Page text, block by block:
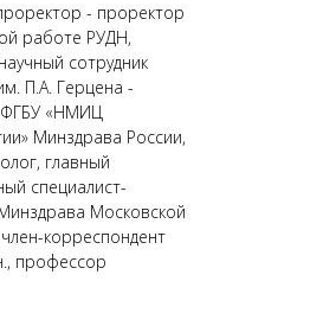
- проректор
работе РУДН,
сотрудник
П.А. Герцена -
ФГБУ «НМИЦ
Минздрава России,
главный
специалист-
Московской
корреспондент
профессор